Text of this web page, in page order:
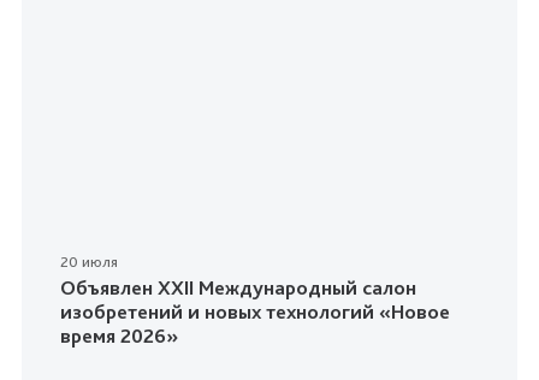
20 июля
Объявлен XXII Международный салон
изобретений и новых технологий «Новое
время 2026»